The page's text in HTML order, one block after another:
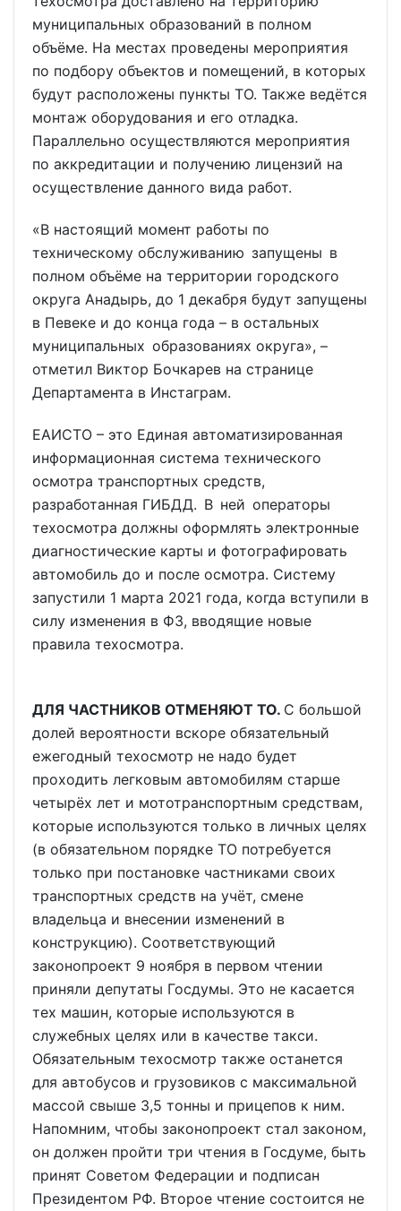
муниципальных образований в полном
объёме. На местах проведены мероприятия
по подбору объектов и помещений, в которых
будут расположены пункты ТО. Также ведётся
монтаж оборудования и его отладка.
Параллельно осуществляются мероприятия
по аккредитации и получению лицензий на
осуществление данного вида работ.
«В настоящий момент работы по
техническому обслуживанию запущены в
полном объёме на территории городского
округа Анадырь, до 1 декабря будут запущены
в Певеке и до конца года – в остальных
муниципальных образованиях округа», –
отметил Виктор Бочкарев на странице
Департамента в Инстаграм.
ЕАИСТО – это Единая автоматизированная
информационная система технического
осмотра транспортных средств,
разработанная ГИБДД. В ней операторы
техосмотра должны оформлять электронные
диагностические карты и фотографировать
автомобиль до и после осмотра. Систему
запустили 1 марта 2021 года, когда вступили в
силу изменения в ФЗ, вводящие новые
правила техосмотра.
ДЛЯ ЧАСТНИКОВ ОТМЕНЯЮТ ТО. С большой
долей вероятности вскоре обязательный
ежегодный техосмотр не надо будет
проходить легковым автомобилям старше
четырёх лет и мототранспортным средствам,
которые используются только в личных целях
(в обязательном порядке ТО потребуется
только при постановке частниками своих
транспортных средств на учёт, смене
владельца и внесении изменений в
конструкцию). Соответствующий
законопроект 9 ноября в первом чтении
приняли депутаты Госдумы. Это не касается
тех машин, которые используются в
служебных целях или в качестве такси.
Обязательным техосмотр также останется
для автобусов и грузовиков с максимальной
массой свыше 3,5 тонны и прицепов к ним.
Напомним, чтобы законопроект стал законом,
он должен пройти три чтения в Госдуме, быть
принят Советом Федерации и подписан
Президентом РФ. Второе чтение состоится не